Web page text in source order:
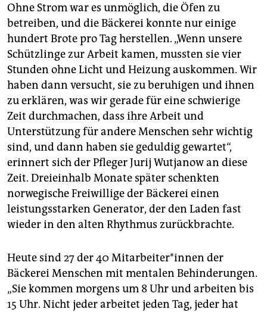
Ohne Strom war es unmöglich, die Öfen zu
betreiben, und die Bäckerei konnte nur einige
hundert Brote pro Tag herstellen. „Wenn unsere
Schützlinge zur Arbeit kamen, mussten sie vier
Stunden ohne Licht und Heizung auskommen. Wir
haben dann versucht, sie zu beruhigen und ihnen
zu erklären, was wir gerade für eine schwierige
Zeit durchmachen, dass ihre Arbeit und
Unterstützung für andere Menschen sehr wichtig
sind, und dann haben sie geduldig gewartet“,
erinnert sich der Pfleger Jurij Wutjanow an diese
Zeit. Dreieinhalb Monate später schenkten
norwegische Freiwillige der Bäckerei einen
leistungsstarken Generator, der den Laden fast
wieder in den alten Rhythmus zurückbrachte.
Heute sind 27 der 40 Mit­ar­bei­te­r*in­nen der
Bäckerei Menschen mit mentalen Behinderungen.
„Sie kommen morgens um 8 Uhr und arbeiten bis
15 Uhr. Nicht jeder arbeitet jeden Tag, jeder hat